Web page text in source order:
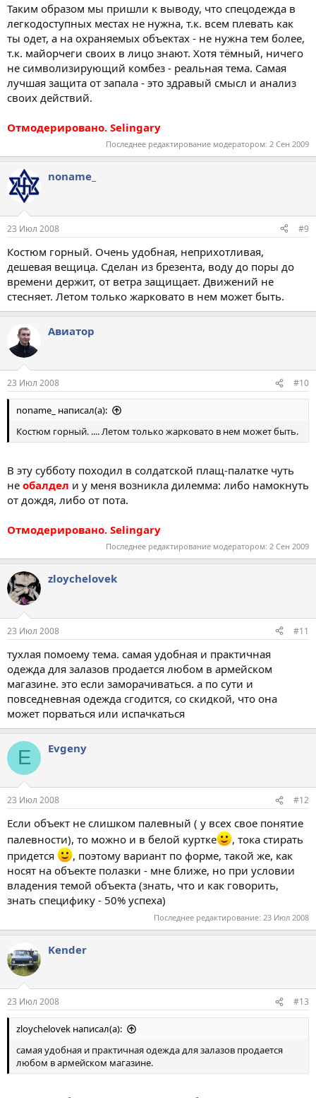
Таким образом мы пришли к выводу, что спецодежда в
легкодоступных местах не нужна, т.к. всем плевать как
ты одет, а на охраняемых объектах - не нужна тем более,
т.к. майорчеги своих в лицо знают. Хотя тёмный, ничего
не символизирующий комбез - реальная тема. Самая
лучшая защита от запала - это здравый смысл и анализ
своих действий.
Отмодерировано. Selingary
Последнее редактирование модератором: 2 Сен 2009
noname_
23 Июл 2008 #9
Костюм горный. Очень удобная, неприхотливая,
дешевая вещица. Сделан из брезента, воду до поры до
времени держит, от ветра защищает. Движений не
стесняет. Летом только жарковато в нем может быть.
Авиатор
23 Июл 2008 #10
noname_ написал(а):
Костюм горный. .... Летом только жарковато в нем может быть.
В эту субботу походил в солдатской плащ-палатке чуть
не обалдел и у меня возникла дилемма: либо намокнуть
от дождя, либо от пота.
Отмодерировано. Selingary
Последнее редактирование модератором: 2 Сен 2009
zloychelovek
23 Июл 2008 #11
тухлая помоему тема. самая удобная и практичная
одежда для залазов продается любом в армейском
магазине. это если заморачиваться. а по сути и
повседневная одежда сгодится, со скидкой, что она
может порваться или испачкаться
E Evgeny
23 Июл 2008 #12
Если объект не слишком палевный ( у всех свое понятие
палевности), то можно и в белой куртке
, тока стирать
придется
, поэтому вариант по форме, такой же, как
носят на объекте полазки - мне ближе, но при условии
владения темой объекта (знать, что и как говорить,
знать специфику - 50% успеха)
Последнее редактирование: 23 Июл 2008
Kender
23 Июл 2008 #13
zloychelovek написал(а):
самая удобная и практичная одежда для залазов продается
любом в армейском магазине.